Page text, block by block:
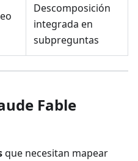
Descomposición
integrada en
subpreguntas
Fable
que necesitan mapear